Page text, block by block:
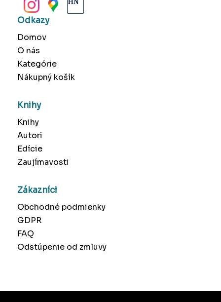
Odkazy
Domov
O nás
Kategórie
Nákupný košík
Knihy
Knihy
Autori
Edície
Zaujímavosti
Zákazníci
Obchodné podmienky
GDPR
FAQ
Odstúpenie od zmluvy